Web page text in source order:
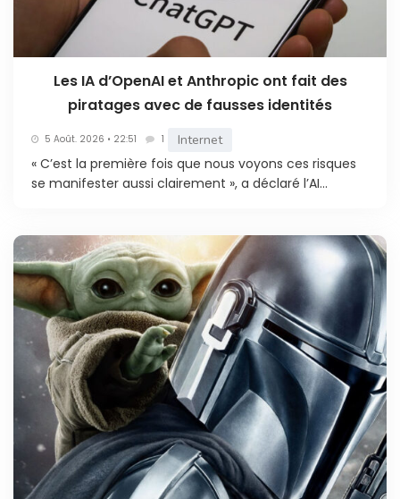
Les IA d’OpenAI et Anthropic ont fait des
piratages avec de fausses identités
5 Août. 2026 • 22:51 1 Internet
« C’est la première fois que nous voyons ces risques
se manifester aussi clairement », a déclaré l’AI...